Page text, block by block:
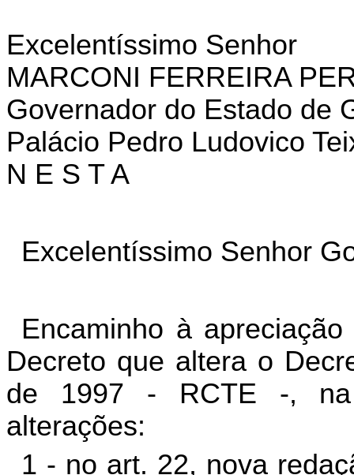
Excelentíssimo Senhor
MARCONI FERREIRA
Governador do Estado de
Palácio Pedro Ludovico
N E S T A
Excelentíssimo Senhor
Encaminho à
Decreto que altera o
de 1997 - RCTE -, na
alterações:
1 - no art. 22, nova